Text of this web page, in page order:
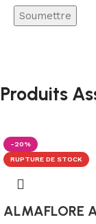
Produits
-20%
RUPTURE DE STOCK
ALMAFLORE